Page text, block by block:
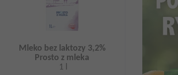
Mleko bez laktozy 3,2%
Prosto z mleka
1 l